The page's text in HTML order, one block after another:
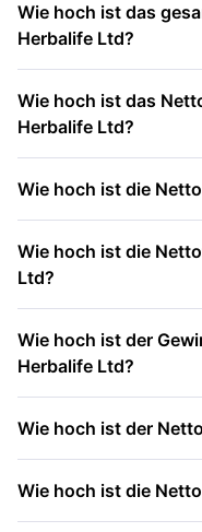
Wie hoch ist das
Herbalife Ltd?
Wie hoch ist das
Herbalife Ltd?
Wie hoch ist die
Wie hoch ist die
Ltd?
Wie hoch ist der
Herbalife Ltd?
Wie hoch ist der
Wie hoch ist die